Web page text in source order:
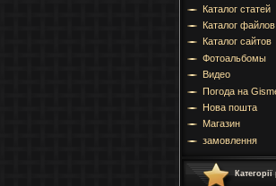
Каталог статей
Каталог файлов
Каталог сайтов
Фотоальбомы
Видео
Погода на
Нова пошта
Магазин
замовлення